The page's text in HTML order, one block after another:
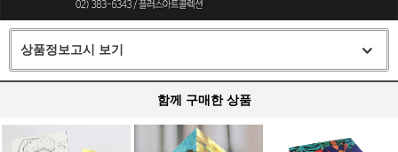
상품정보고시 보기
함께 구매한 상품